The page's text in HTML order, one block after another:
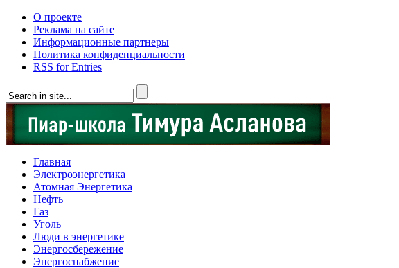
О проекте
Реклама на сайте
Информационные партнеры
Политика конфиденциальности
RSS for Entries
Главная
Электроэнергетика
Атомная Энергетика
Нефть
Газ
Уголь
Люди в энергетике
Энергосбережение
Энергоснабжение